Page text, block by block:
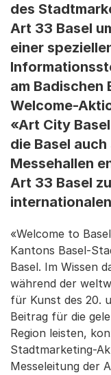
des
Art 33 Basel
einer
am Badischen
Welcome-
«Art City
die Basel
Messehallen
Art 33 Basel
«Welcome to
Kantons Basel-
Basel. Im Wissen
während der
für Kunst des 20.
Beitrag für die
Region leisten,
Stadtmarketing-
Messeleitung der